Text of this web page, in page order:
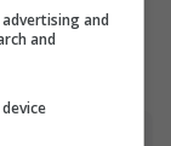
and
and